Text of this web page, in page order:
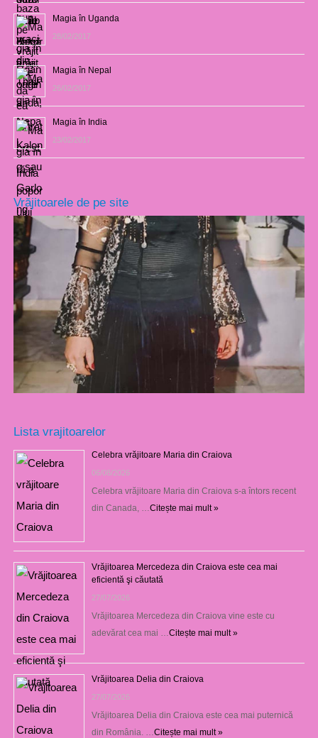
Magia în Uganda
28/02/2017
Magia în Nepal
26/02/2017
Magia în India
23/02/2017
Vrăjitoarele de pe site
Lista vrajitoarelor
Celebra vrăjitoare Maria din Craiova
06/08/2026
Celebra vrăjitoare Maria din Craiova s-a întors recent
din Canada, … Citește mai mult »
Vrăjitoarea Mercedeza din Craiova este cea mai
eficientă şi căutată
27/07/2026
Vrăjitoarea Mercedeza din Craiova vine este cu
adevărat cea mai … Citește mai mult »
Vrăjitoarea Delia din Craiova
27/07/2026
Vrăjitoarea Delia din Craiova este cea mai puternică
din România. … Citește mai mult »